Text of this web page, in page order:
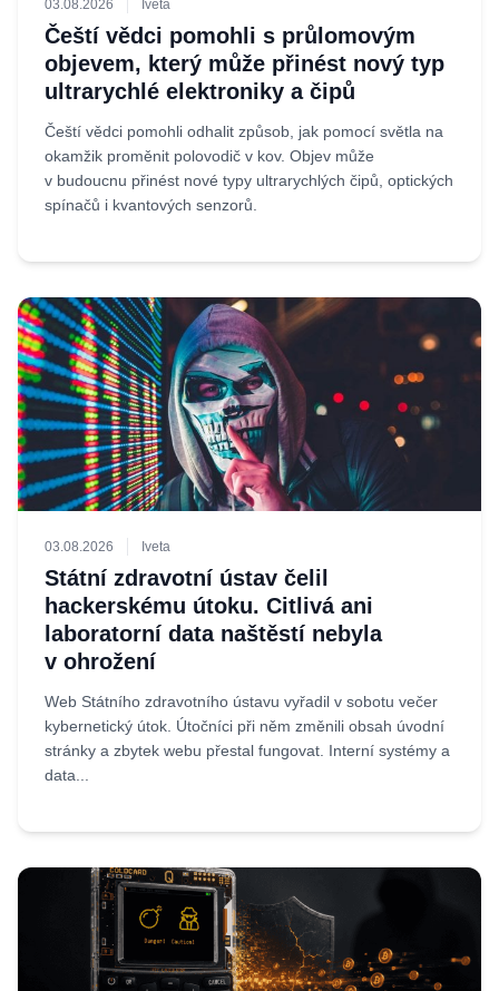
03.08.2026 Iveta
Čeští vědci pomohli s průlomovým
objevem, který může přinést nový typ
ultrarychlé elektroniky a čipů
Čeští vědci pomohli odhalit způsob, jak pomocí světla na
okamžik proměnit polovodič v kov. Objev může
v budoucnu přinést nové typy ultrarychlých čipů, optických
spínačů i kvantových senzorů.
03.08.2026 Iveta
Státní zdravotní ústav čelil
hackerskému útoku. Citlivá ani
laboratorní data naštěstí nebyla
v ohrožení
Web Státního zdravotního ústavu vyřadil v sobotu večer
kybernetický útok. Útočníci při něm změnili obsah úvodní
stránky a zbytek webu přestal fungovat. Interní systémy a
data...